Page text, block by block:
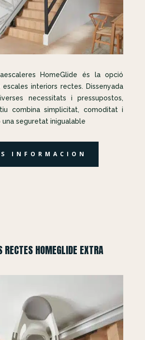
HomeGlide és la opció
interiors rectes. Dissenyada
necessitats i pressupostos,
combina simplicitat, comoditat i
seguretat inigualable
INFORMACION
RECTES HOMEGLIDE EXTRA